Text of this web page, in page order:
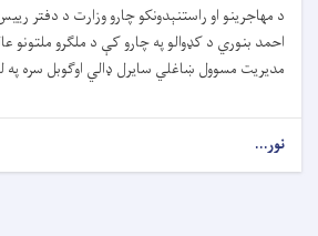
د مهاجرینو او راستنېدونکو چارو وزارت د دفتر
احمد بنوري د کډوالو په چارو کې د ملګرو ملتونو
مدیریت مسوول ښاغلي سایرل ډالي اوګوبل سره په
نور...